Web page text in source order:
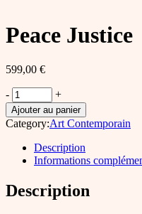
Peace Justice
599,00 €
Peace
Justice
quantity
- +
Ajouter au panier
Category:Art Contemporain
Description
Informations
Description